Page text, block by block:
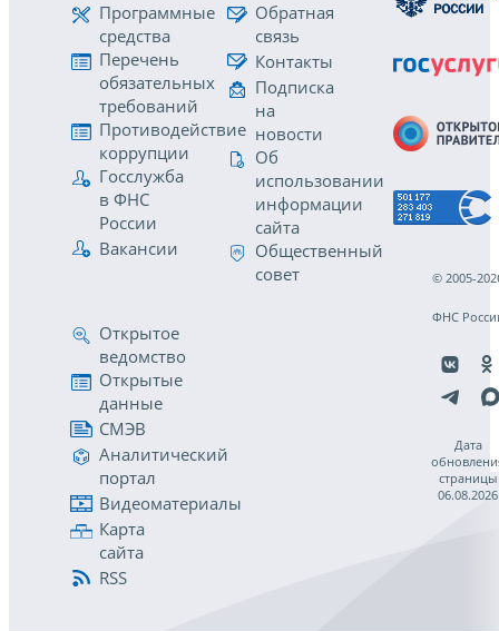
Программные
средства
Перечень
обязательных
требований
Противодействие
коррупции
Госслужба
в ФНС
России
Вакансии
Обратная
связь
Контакты
Подписка
на
новости
Об
использовании
информации
сайта
Общественный
совет
Открытое
ведомство
Открытые
данные
СМЭВ
Аналитический
портал
Видеоматериалы
Карта
сайта
RSS
© 2005-
ФНС
Дата
страницы
06.08.2026